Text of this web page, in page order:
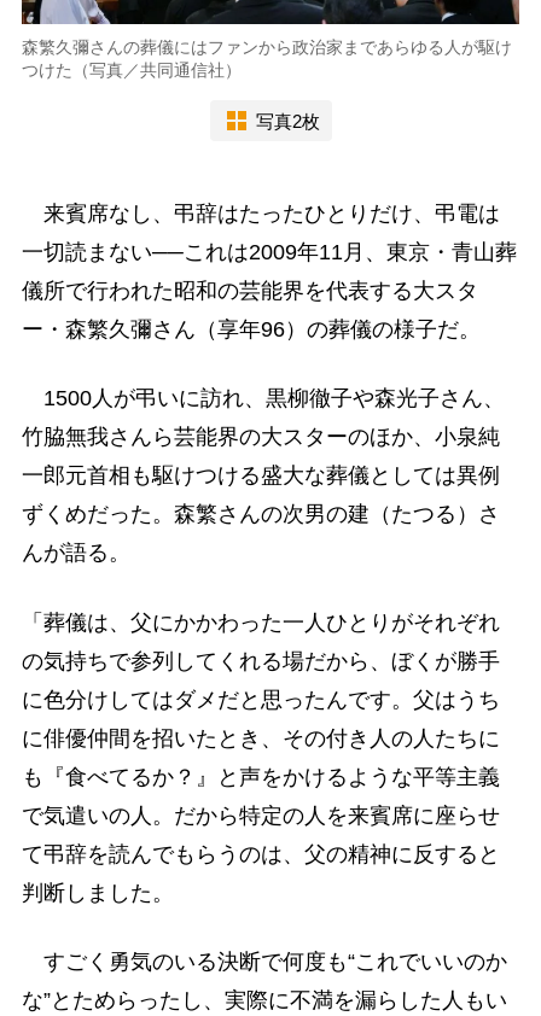
森繁久彌さんの葬儀にはファンから政治家まであらゆる人が駆け
つけた（写真／共同通信社）
写真2枚
来賓席なし、弔辞はたったひとりだけ、弔電は
一切読まない──これは2009年11月、東京・青山葬
儀所で行われた昭和の芸能界を代表する大スタ
ー・森繁久彌さん（享年96）の葬儀の様子だ。
1500人が弔いに訪れ、黒柳徹子や森光子さん、
竹脇無我さんら芸能界の大スターのほか、小泉純
一郎元首相も駆けつける盛大な葬儀としては異例
ずくめだった。森繁さんの次男の建（たつる）さ
んが語る。
「葬儀は、父にかかわった一人ひとりがそれぞれ
の気持ちで参列してくれる場だから、ぼくが勝手
に色分けしてはダメだと思ったんです。父はうち
に俳優仲間を招いたとき、その付き人の人たちに
も『食べてるか？』と声をかけるような平等主義
で気遣いの人。だから特定の人を来賓席に座らせ
て弔辞を読んでもらうのは、父の精神に反すると
判断しました。
すごく勇気のいる決断で何度も“これでいいのか
な”とためらったし、実際に不満を漏らした人もい